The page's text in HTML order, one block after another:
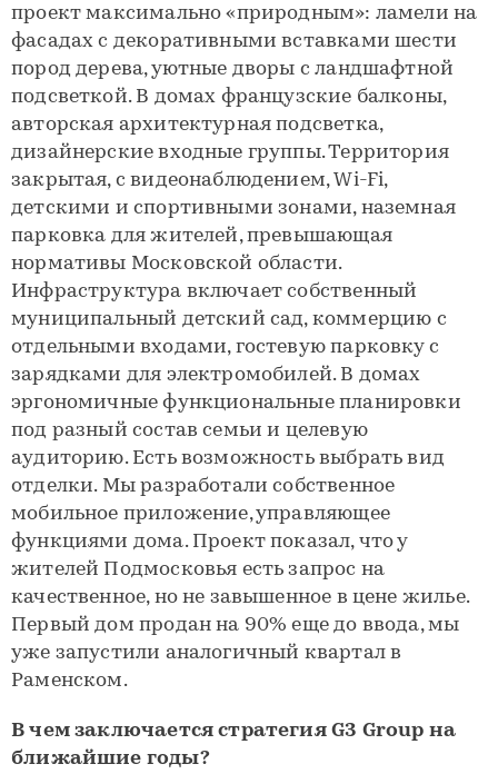
проект максимально «природным»: ламели на
фасадах с декоративными вставками шести
пород дерева, уютные дворы с ландшафтной
подсветкой. В домах французские балконы,
авторская архитектурная подсветка,
дизайнерские входные группы. Территория
закрытая, с видеонаблюдением, Wi-Fi,
детскими и спортивными зонами, наземная
парковка для жителей, превышающая
нормативы Московской области.
Инфраструктура включает собственный
муниципальный детский сад, коммерцию с
отдельными входами, гостевую парковку с
зарядками для электромобилей. В домах
эргономичные функциональные планировки
под разный состав семьи и целевую
аудиторию. Есть возможность выбрать вид
отделки. Мы разработали собственное
мобильное приложение, управляющее
функциями дома. Проект показал, что у
жителей Подмосковья есть запрос на
качественное, но не завышенное в цене жилье.
Первый дом продан на 90% еще до ввода, мы
уже запустили аналогичный квартал в
Раменском.
В чем заключается стратегия G3 Group на
ближайшие годы?